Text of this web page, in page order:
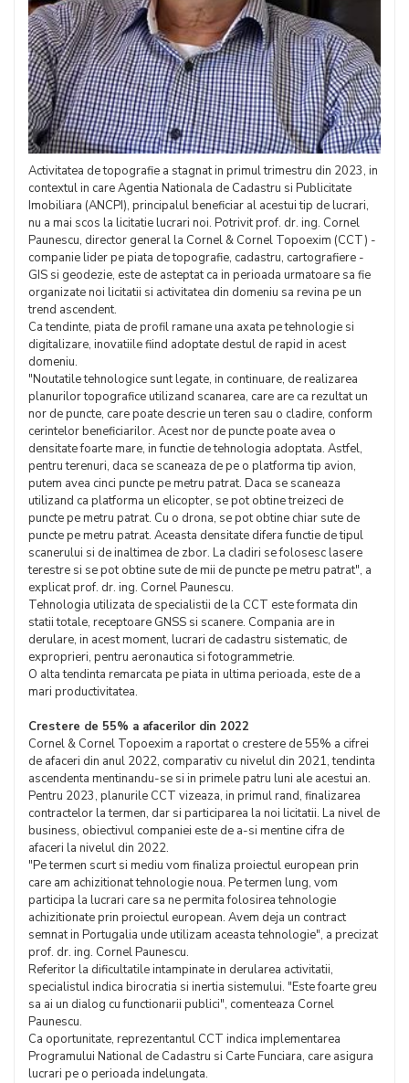
Activitatea de topografie a stagnat in primul trimestru din 2023, in
contextul in care Agentia Nationala de Cadastru si Publicitate
Imobiliara (ANCPI), principalul beneficiar al acestui tip de lucrari,
nu a mai scos la licitatie lucrari noi. Potrivit prof. dr. ing. Cornel
Paunescu, director general la Cornel & Cornel Topoexim (CCT) -
companie lider pe piata de topografie, cadastru, cartografiere -
GIS si geodezie, este de asteptat ca in perioada urmatoare sa fie
organizate noi licitatii si activitatea din domeniu sa revina pe un
trend ascendent.
Ca tendinte, piata de profil ramane una axata pe tehnologie si
digitalizare, inovatiile fiind adoptate destul de rapid in acest
domeniu.
"Noutatile tehnologice sunt legate, in continuare, de realizarea
planurilor topografice utilizand scanarea, care are ca rezultat un
nor de puncte, care poate descrie un teren sau o cladire, conform
cerintelor beneficiarilor. Acest nor de puncte poate avea o
densitate foarte mare, in functie de tehnologia adoptata. Astfel,
pentru terenuri, daca se scaneaza de pe o platforma tip avion,
putem avea cinci puncte pe metru patrat. Daca se scaneaza
utilizand ca platforma un elicopter, se pot obtine treizeci de
puncte pe metru patrat. Cu o drona, se pot obtine chiar sute de
puncte pe metru patrat. Aceasta densitate difera functie de tipul
scanerului si de inaltimea de zbor. La cladiri se folosesc lasere
terestre si se pot obtine sute de mii de puncte pe metru patrat", a
explicat prof. dr. ing. Cornel Paunescu.
Tehnologia utilizata de specialistii de la CCT este formata din
statii totale, receptoare GNSS si scanere. Compania are in
derulare, in acest moment, lucrari de cadastru sistematic, de
exproprieri, pentru aeronautica si fotogrammetrie.
O alta tendinta remarcata pe piata in ultima perioada, este de a
mari productivitatea.
Crestere de 55% a afacerilor din 2022
Cornel & Cornel Topoexim a raportat o crestere de 55% a cifrei
de afaceri din anul 2022, comparativ cu nivelul din 2021, tendinta
ascendenta mentinandu-se si in primele patru luni ale acestui an.
Pentru 2023, planurile CCT vizeaza, in primul rand, finalizarea
contractelor la termen, dar si participarea la noi licitatii. La nivel de
business, obiectivul companiei este de a-si mentine cifra de
afaceri la nivelul din 2022.
"Pe termen scurt si mediu vom finaliza proiectul european prin
care am achizitionat tehnologie noua. Pe termen lung, vom
participa la lucrari care sa ne permita folosirea tehnologie
achizitionate prin proiectul european. Avem deja un contract
semnat in Portugalia unde utilizam aceasta tehnologie", a precizat
prof. dr. ing. Cornel Paunescu.
Referitor la dificultatile intampinate in derularea activitatii,
specialistul indica birocratia si inertia sistemului. "Este foarte greu
sa ai un dialog cu functionarii publici", comenteaza Cornel
Paunescu.
Ca oportunitate, reprezentantul CCT indica implementarea
Programului National de Cadastru si Carte Funciara, care asigura
lucrari pe o perioada indelungata.